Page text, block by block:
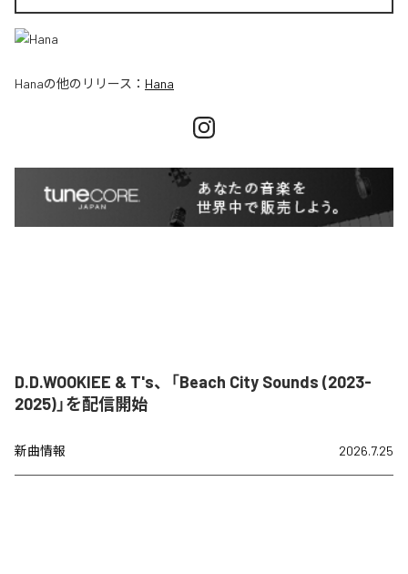
Hanaの他のリリース： Hana
D.D.WOOKIEE & T's、「Beach City Sounds (2023-
2025)」を配信開始
新曲情報 2026.7.25